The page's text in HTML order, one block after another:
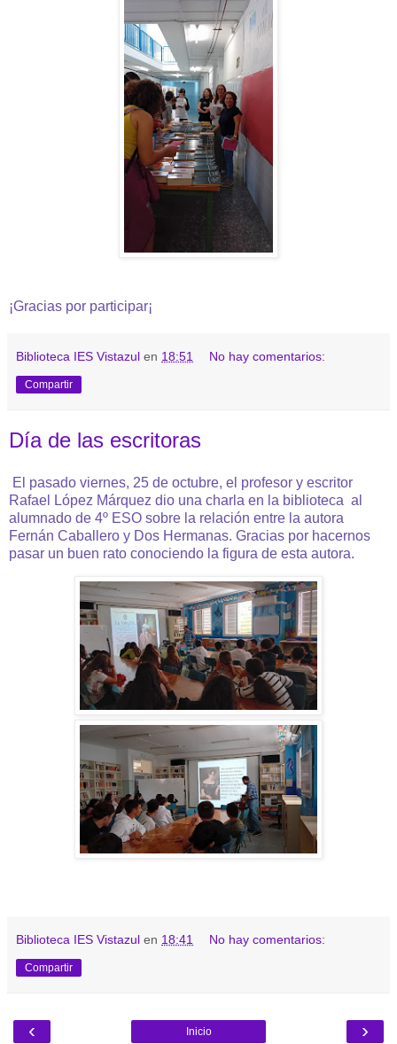
¡Gracias por participar¡
Biblioteca IES Vistazul en 18:51 No hay comentarios:
Compartir
Día de las escritoras
El pasado viernes, 25 de octubre, el profesor y escritor
Rafael López Márquez dio una charla en la biblioteca al
alumnado de 4º ESO sobre la relación entre la autora
Fernán Caballero y Dos Hermanas. Gracias por hacernos
pasar un buen rato conociendo la figura de esta autora.
Biblioteca IES Vistazul en 18:41 No hay comentarios:
Compartir
‹ ›
Inicio